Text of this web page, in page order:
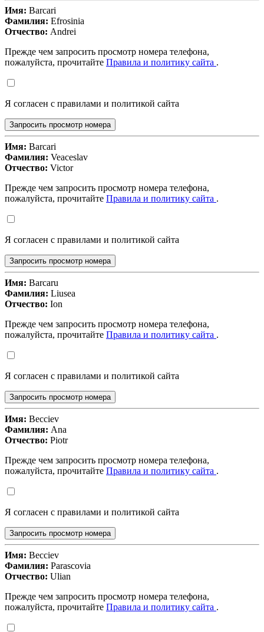
Имя: Barcari
Фамилия: Efrosinia
Отчество: Andrei
Прежде чем запросить просмотр номера телефона,
пожалуйста, прочитайте Правила и политику сайта .
Я согласен с правилами и политикой сайта
Запросить просмотр номера
Имя: Barcari
Фамилия: Veaceslav
Отчество: Victor
Прежде чем запросить просмотр номера телефона,
пожалуйста, прочитайте Правила и политику сайта .
Я согласен с правилами и политикой сайта
Запросить просмотр номера
Имя: Barcaru
Фамилия: Liusea
Отчество: Ion
Прежде чем запросить просмотр номера телефона,
пожалуйста, прочитайте Правила и политику сайта .
Я согласен с правилами и политикой сайта
Запросить просмотр номера
Имя: Becciev
Фамилия: Ana
Отчество: Piotr
Прежде чем запросить просмотр номера телефона,
пожалуйста, прочитайте Правила и политику сайта .
Я согласен с правилами и политикой сайта
Запросить просмотр номера
Имя: Becciev
Фамилия: Parascovia
Отчество: Ulian
Прежде чем запросить просмотр номера телефона,
пожалуйста, прочитайте Правила и политику сайта .